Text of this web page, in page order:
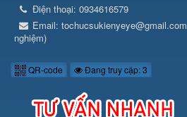
Điện thoại: 0934616579
Email: tochucsukienyeye@gmail.com
nghiệm)
QR-code Đang truy cập: 3